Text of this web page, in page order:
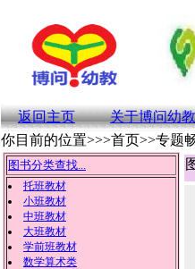
返回主页 关于博问幼教
你目前的位置>>>首页>>专题
图书分类查找...
托班教材
小班教材
中班教材
大班教材
学前班教材
数学算术类